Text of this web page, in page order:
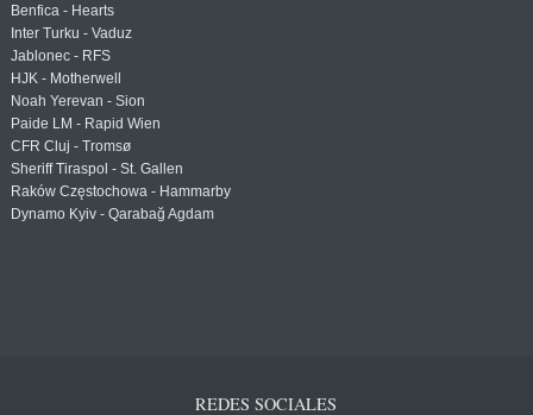
Benfica - Hearts
Inter Turku - Vaduz
Jablonec - RFS
HJK - Motherwell
Noah Yerevan - Sion
Paide LM - Rapid Wien
CFR Cluj - Tromsø
Sheriff Tiraspol - St. Gallen
Raków Częstochowa - Hammarby
Dynamo Kyiv - Qarabağ Agdam
REDES SOCIALES